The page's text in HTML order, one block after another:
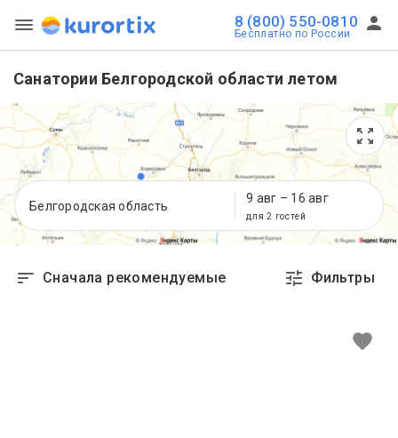
8 (800) 550-0810
Бесплатно по России
Санатории Белгородской области летом
Белгородская область
9 авг – 16 авг
для 2 гостей
Сначала рекомендуемые Фильтры